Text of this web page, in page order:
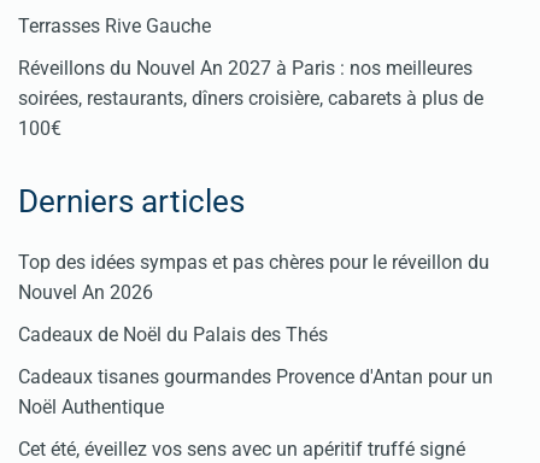
Terrasses Rive Gauche
Réveillons du Nouvel An 2027 à Paris : nos meilleures
soirées, restaurants, dîners croisière, cabarets à plus de
100€
Derniers articles
Top des idées sympas et pas chères pour le réveillon du
Nouvel An 2026
Cadeaux de Noël du Palais des Thés
Cadeaux tisanes gourmandes Provence d'Antan pour un
Noël Authentique
Cet été, éveillez vos sens avec un apéritif truffé signé